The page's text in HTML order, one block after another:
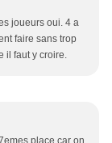
joueurs oui. 4 a
faire sans trop
il faut y croire.
place car on